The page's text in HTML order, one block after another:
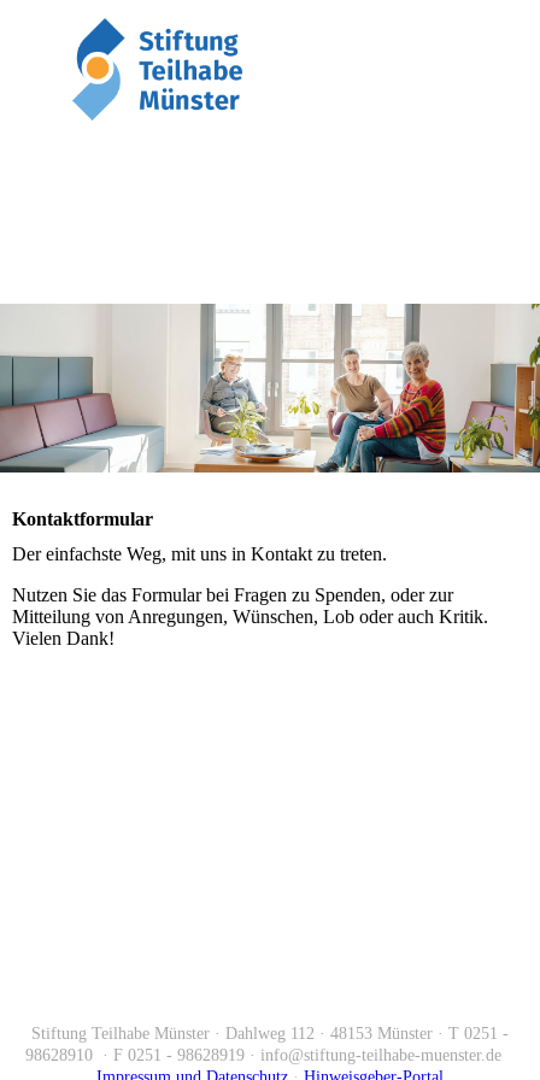
Kontaktformular
Der einfachste Weg, mit uns in Kontakt zu treten.
Nutzen Sie das Formular bei Fragen zu Spenden, oder zur
Mitteilung von Anregungen, Wünschen, Lob oder auch Kritik.
Vielen Dank!
Stiftung Teilhabe Münster · Dahlweg 112 · 48153 Münster · T 0251 -
98628910 · F 0251 - 98628919 · info@stiftung-teilhabe-muenster.de